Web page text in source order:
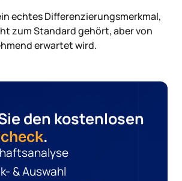
echtes Differenzierungsmerkmal,
zum Standard gehört, aber von
erwartet wird.
den kostenlosen
.
& Auswahl